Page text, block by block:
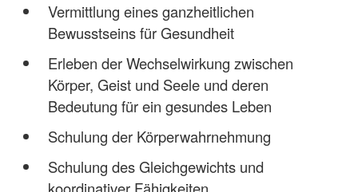
Vermittlung eines ganzheitlichen
Bewusstseins für Gesundheit
Erleben der Wechselwirkung zwischen
Körper, Geist und Seele und deren
Bedeutung für ein gesundes Leben
Schulung der Körperwahrnehmung
Schulung des Gleichgewichts und